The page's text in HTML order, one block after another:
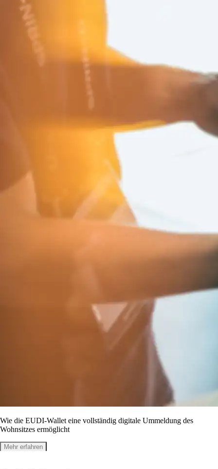
Wie die EUDI-Wallet eine vollständig digitale Ummeldung des
Wohnsitzes ermöglicht
Mehr erfahren